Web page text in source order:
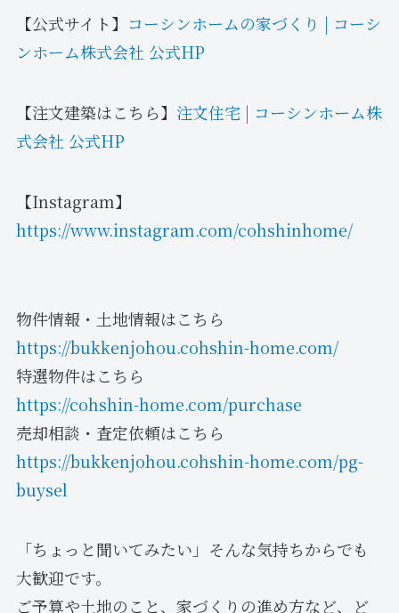
【公式サイト】 コーシンホームの家づくり | コーシ
ンホーム株式会社 公式HP
【注文建築はこちら】 注文住宅 | コーシンホーム株
式会社 公式HP
【Instagram】
https://www.instagram.com/cohshinhome/
物件情報・土地情報はこちら
https://bukkenjohou.cohshin-home.com/
特選物件はこちら
https://cohshin-home.com/purchase
売却相談・査定依頼はこちら
https://bukkenjohou.cohshin-home.com/pg-
buysel
「ちょっと聞いてみたい」そんな気持ちからでも
大歓迎です。
ご予算や土地のこと、家づくりの進め方など、ど